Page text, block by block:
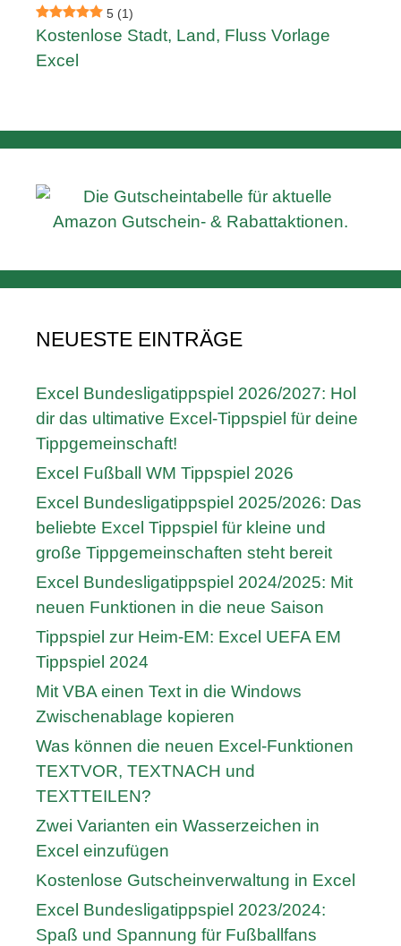
5 (1)
Kostenlose Stadt, Land, Fluss Vorlage
Excel
NEUESTE EINTRÄGE
Excel Bundesligatippspiel 2026/2027: Hol
dir das ultimative Excel-Tippspiel für deine
Tippgemeinschaft!
Excel Fußball WM Tippspiel 2026
Excel Bundesligatippspiel 2025/2026: Das
beliebte Excel Tippspiel für kleine und
große Tippgemeinschaften steht bereit
Excel Bundesligatippspiel 2024/2025: Mit
neuen Funktionen in die neue Saison
Tippspiel zur Heim-EM: Excel UEFA EM
Tippspiel 2024
Mit VBA einen Text in die Windows
Zwischenablage kopieren
Was können die neuen Excel-Funktionen
TEXTVOR, TEXTNACH und
TEXTTEILEN?
Zwei Varianten ein Wasserzeichen in
Excel einzufügen
Kostenlose Gutscheinverwaltung in Excel
Excel Bundesligatippspiel 2023/2024:
Spaß und Spannung für Fußballfans